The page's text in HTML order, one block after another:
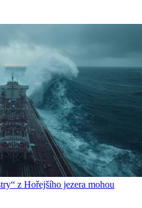
z Hořejšího jezera mohou